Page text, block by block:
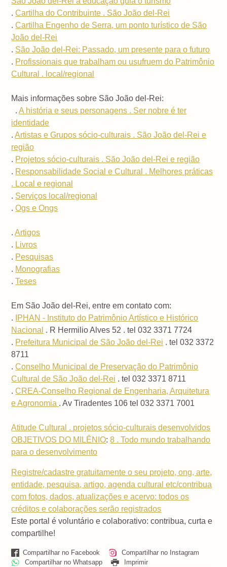
.Cartilha do Contribuinte . São João del-Rei
.Cartilha Engenho de Serra, um ponto turístico de São
João del-Rei
. São João del-Rei: Passado, um presente para o futuro
. Profissionais que trabalham ou usufruem do Patrimônio
Cultural . local/regional
Mais informações sobre São João del-Rei:
.A história e seus personagens . Ser nobre é ter
identidade
.Artistas e Grupos sócio-culturais . São João del-Rei e
região
. Projetos sócio-culturais . São João del-Rei e região
. Responsabilidade Social e Cultural . Melhores práticas
. Local e regional
. Serviços local/regional
.Ogs e Ongs
.Artigos
. Livros
. Pesquisas
. Monografias
.Teses
Em São João del-Rei, entre em contato com:
.
IPHAN - Instituto do Patrimônio Artístico e Histórico
Nacional . R Hermilio Alves 52 . tel 032 3371 7724
. Prefeitura Municipal de São João del-Rei . tel 032 3372
8711
.Conselho Municipal de Preservação do Patrimônio
Cultural de São João del-Rei . tel 032 3371 8711
.CREA-Conselho Regional de Engenharia, Arquitetura
e Agronomia . Av Tiradentes 106 tel 032 3371 7001
Atitude Cultural . projetos sócio-culturais desenvolvidos
OBJETIVOS DO MILÊNIO:8 . Todo mundo trabalhando
para o desenvolvimento
Registre/cadastre gratuitamente o seu projeto, ong, arte,
entidade, pesquisa, artigo, agenda cultural etc/contribua
com fotos, dados, atualizações e acervo: todos os
créditos e colaborações serão registrados
Este portal é voluntário e colaborativo: contribua, curta e
compartilhe!
Compartilhar no Facebook
Compartilhar no Instagram
Compartilhar no Whatsapp
Imprimir